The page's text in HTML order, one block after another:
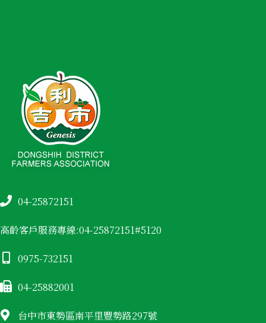
04-25872151
高齡客戶服務專線:04-25872151#5120
0975-732151
04-25882001
台中市東勢區南平里豐勢路297號